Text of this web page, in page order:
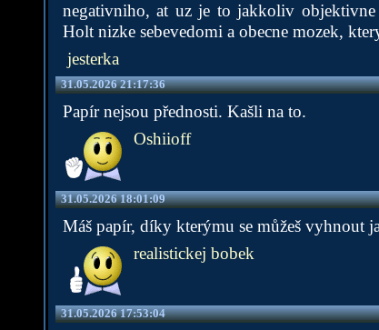
negativniho, at uz je to jakkoliv
Holt nizke sebevedomi a obecne mozek,
jesterka
31.05.2026 21:17:36
Papír nejsou přednosti. Kašli na to.
Oshiioff
31.05.2026 18:01:09
Máš papír, díky kterýmu se můžeš vyhnout
realistickej bobek
31.05.2026 17:53:04